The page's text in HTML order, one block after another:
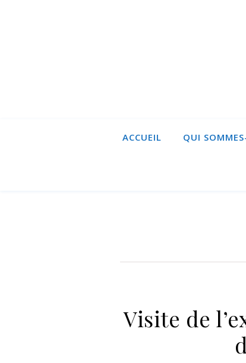
ACCUEIL QUI
Visite de